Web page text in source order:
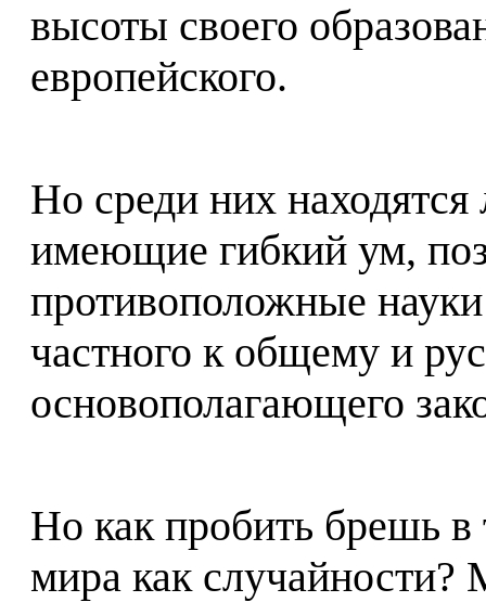
высоты своего
европейского.
Но среди них
имеющие гибкий ум,
противоположные
частного к общему и
основополагающего
Но как пробить брешь
мира как